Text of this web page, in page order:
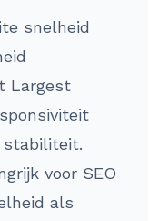
snelheid
Largest
stabiliteit.
voor SEO
als